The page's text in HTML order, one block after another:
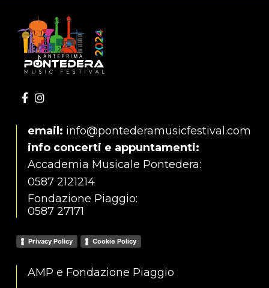
email: info@pontederamusicfestival.com
info concerti e appuntamenti:
Accademia Musicale Pontedera:
0587 2121214
Fondazione Piaggio:
0587 27171
Privacy Policy Cookie Policy
AMP e Fondazione Piaggio